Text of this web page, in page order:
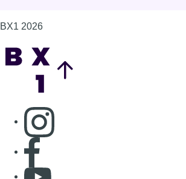
BX1 2026
Consulter page Instagram
Consulter page Facebook
Consulter Youtube